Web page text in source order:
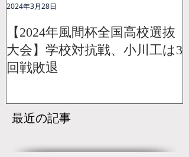
【2024年風間杯全国高校選抜
大会】学校対抗戦、小川工は3
回戦敗退
2024年3月28日
最近の記事